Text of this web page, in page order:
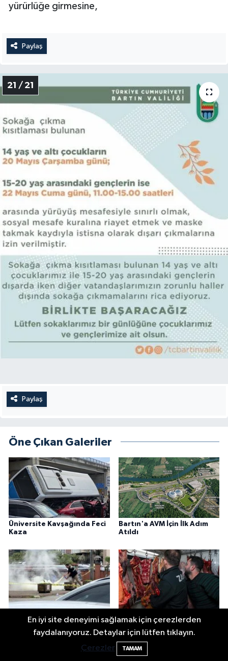
yürürlüğe girmesine,
Paylaş
21 / 21
Paylaş
Öne Çıkan Galeriler
Üniversite Kavşağında Feci
Kaza
Bartın'a AVM İçin İlk Adım
Atıldı
Bartın’da bomba ihbarı:
Çantadan çıkanlar şaşırttı
Bartın’da At Eti Alarmı:
Belediye Harekete Geçti
En iyi site deneyimi sağlamak için çerezlerden
faydalanıyoruz. Detaylar için lütfen tıklayın.
Çerezler
TAMAM